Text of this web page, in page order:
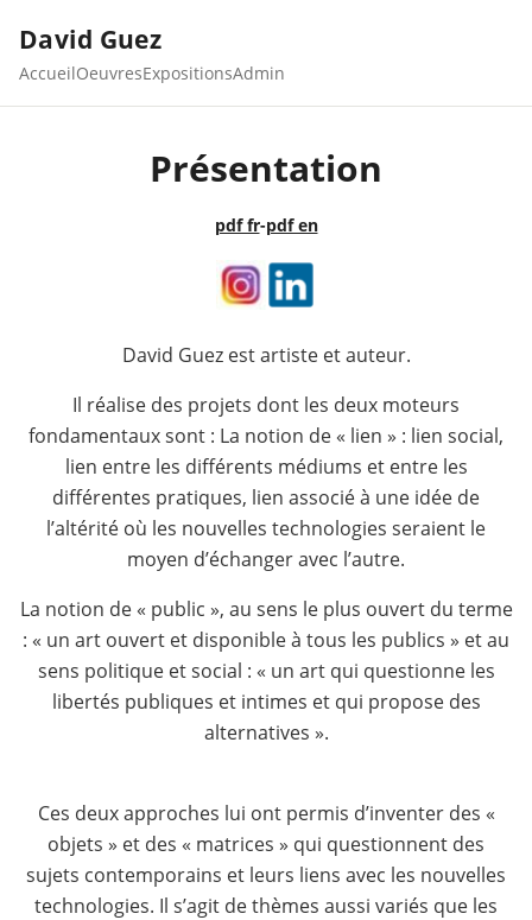
David Guez
AccueilOeuvresExpositionsAdmin
Présentation
pdf fr-pdf en
David Guez est artiste et auteur.
Il réalise des projets dont les deux moteurs
fondamentaux sont : La notion de « lien » : lien social,
lien entre les différents médiums et entre les
différentes pratiques, lien associé à une idée de
l’altérité où les nouvelles technologies seraient le
moyen d’échanger avec l’autre.
La notion de « public », au sens le plus ouvert du terme
: « un art ouvert et disponible à tous les publics » et au
sens politique et social : « un art qui questionne les
libertés publiques et intimes et qui propose des
alternatives ».
Ces deux approches lui ont permis d’inventer des «
objets » et des « matrices » qui questionnent des
sujets contemporains et leurs liens avec les nouvelles
technologies. Il s’agit de thèmes aussi variés que les